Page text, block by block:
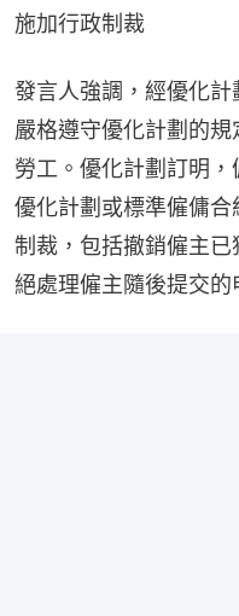
施加行政制裁
發言人強調，經優化
嚴格遵守優化計劃的
勞工。優化計劃訂明，
優化計劃或標準僱傭
制裁，包括撤銷僱主
絕處理僱主隨後提交的